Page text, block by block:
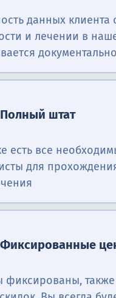
данных клиента
и лечении в
документально
Полный штат
есть все
для
Фиксированные
фиксированы, также